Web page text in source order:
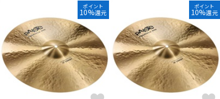
ドラム パーカッション
キーボード 電子ピアノ
管楽器 その他楽器
ポイント
10%還元
ポイント
10%還元